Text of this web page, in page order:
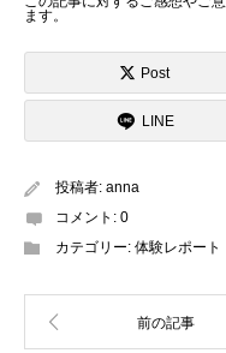
ます。
Post
LINE
投稿者: anna
コメント: 0
カテゴリー: 体験レポート